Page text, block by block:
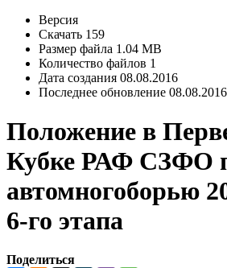
Версия
Скачать 159
Размер файла 1.04 MB
Количество файлов 1
Дата создания 08.08.2016
Последнее обновление 08.08.2016
Положение в
Кубке РАФ СЗФО
автомногоборью
6-го этапа
Поделиться